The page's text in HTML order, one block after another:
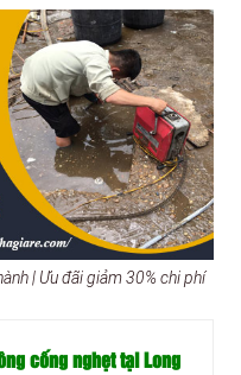
| Ưu đãi giảm 30% chi phí
cống nghẹt tại Long